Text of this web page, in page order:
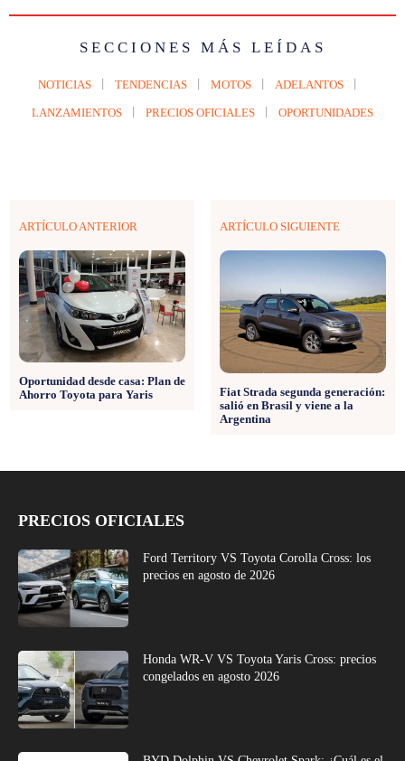
SECCIONES MÁS LEÍDAS
NOTICIAS TENDENCIAS MOTOS ADELANTOS
LANZAMIENTOS PRECIOS OFICIALES OPORTUNIDADES
ARTÍCULO ANTERIOR
Oportunidad desde casa: Plan de
Ahorro Toyota para Yaris
ARTÍCULO SIGUIENTE
Fiat Strada segunda generación:
salió en Brasil y viene a la
Argentina
PRECIOS OFICIALES
Ford Territory VS Toyota Corolla Cross: los
precios en agosto de 2026
Honda WR-V VS Toyota Yaris Cross: precios
congelados en agosto 2026